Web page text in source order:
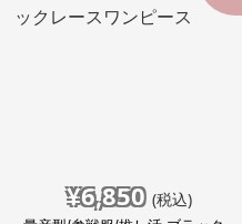
¥6,850 (税込)